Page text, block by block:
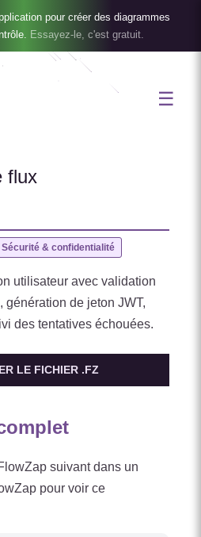
pour créer des diagrammes
Essayez-le, c'est gratuit.
☰
flux
Sécurité & confidentialité
utilisateur avec validation
génération de jeton JWT,
des tentatives échouées.
LE FICHIER .FZ
suivant dans un
pour voir ce